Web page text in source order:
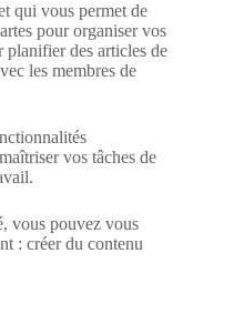
qui vous permet de
pour organiser vos
planifier des articles de
les membres de
vos tâches de
vous pouvez vous
: créer du contenu